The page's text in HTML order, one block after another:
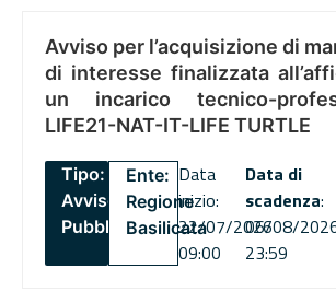
Avviso per l’acquisizione di
di interesse finalizzata
un incarico tecnico-
LIFE21-NAT-IT-LIFE TURTLE
Tipo:
Avviso
Pubblico
Ente:
Regione
Basilicata
Data
inizio:
22/07/2026
09:00
Data di
scadenza:
06/08/
23:59